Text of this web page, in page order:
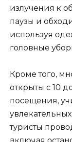
излучения к
паузы и
используя
головные
Кроме того,
открыты с 10
посещения,
туристы